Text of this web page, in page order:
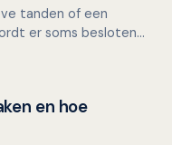
tanden of een
er soms besloten
gezondheid
en hoe